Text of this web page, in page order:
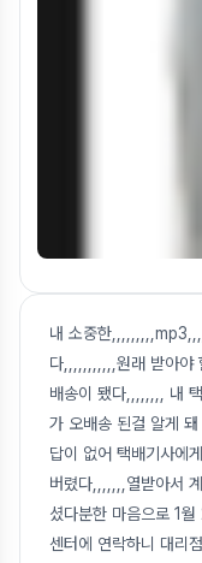
내 소중한
다,,,,,,,,,,,원래 받아야
배송이 됐다,,,,,,,, 내
가 오배송 된걸 알게
답이 없어 택배기사에
버렸다,,,,,,,열받아서
셨다분한 마음으로 1
센터에 연락하니 대리